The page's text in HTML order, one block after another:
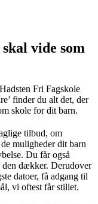
vide som
Fri Fagskole
finder du alt det, der
skole for dit barn.
tilbud, om
muligheder dit barn
Du får også
dækker. Derudover
datoer, få adgang til
vi oftest får stillet.